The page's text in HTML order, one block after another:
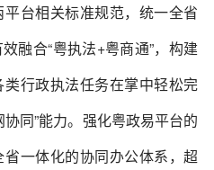
台相关标准规范，统一全省
融合“粤执法+粤商通”，构建
行政执法任务在掌中轻松完
同”能力。强化粤政易平台的
一体化的协同办公体系，超